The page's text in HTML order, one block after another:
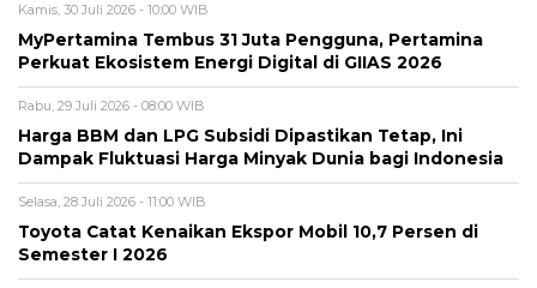
Kamis, 30 Juli 2026 - 10:00 WIB
MyPertamina Tembus 31 Juta Pengguna, Pertamina
Perkuat Ekosistem Energi Digital di GIIAS 2026
Rabu, 29 Juli 2026 - 08:00 WIB
Harga BBM dan LPG Subsidi Dipastikan Tetap, Ini
Dampak Fluktuasi Harga Minyak Dunia bagi Indonesia
Selasa, 28 Juli 2026 - 11:00 WIB
Toyota Catat Kenaikan Ekspor Mobil 10,7 Persen di
Semester I 2026